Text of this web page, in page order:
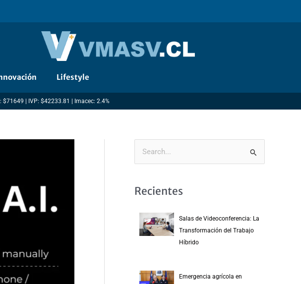
Lifestyle
| IVP: $42233.81 | Imacec: 2.4%
Recientes
Salas de Videoconferencia: La
Transformación del Trabajo
Híbrido
Emergencia agrícola en